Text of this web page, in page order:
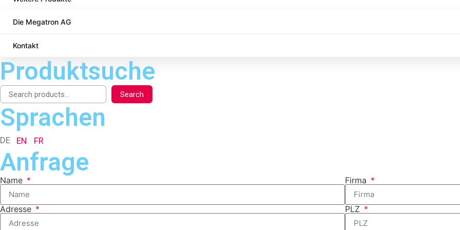
Die Megatron AG
Kontakt
Produktsuche
Search
Sprachen
DE EN FR
Anfrage
Name Firma
Adresse PLZ